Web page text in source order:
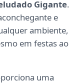
Gigante.
e
ambiente,
em festas ao
uma